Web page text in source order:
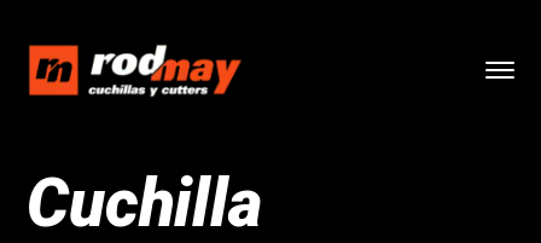
Cuchilla